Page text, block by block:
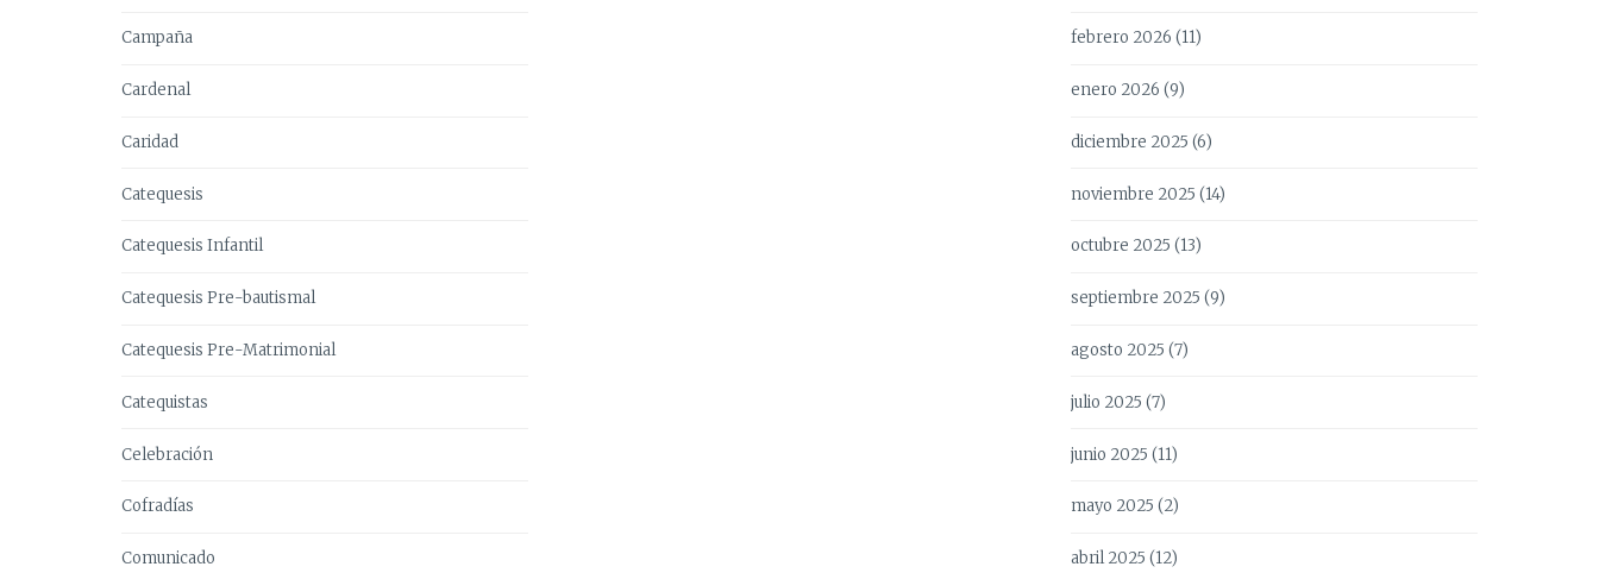
Campaña
Cardenal
Caridad
Catequesis
Catequesis Infantil
Catequesis Pre-bautismal
Catequesis Pre-Matrimonial
Catequistas
Celebración
Cofradías
Comunicado
febrero 2026 (11)
enero 2026 (9)
diciembre 2025 (6)
noviembre 2025 (14)
octubre 2025 (13)
septiembre 2025 (9)
agosto 2025 (7)
julio 2025 (7)
junio 2025 (11)
mayo 2025 (2)
abril 2025 (12)